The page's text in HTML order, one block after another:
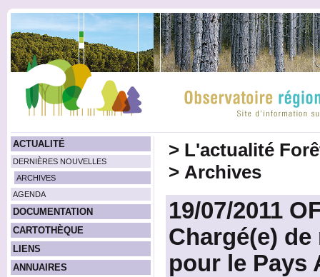
ACTUALITÉ
DERNIÈRES NOUVELLES
ARCHIVES
AGENDA
DOCUMENTATION
CARTOTHÈQUE
LIENS
ANNUAIRES
> L'actualité
> Archives
19/07/2011
Chargé(e)
pour le Pays